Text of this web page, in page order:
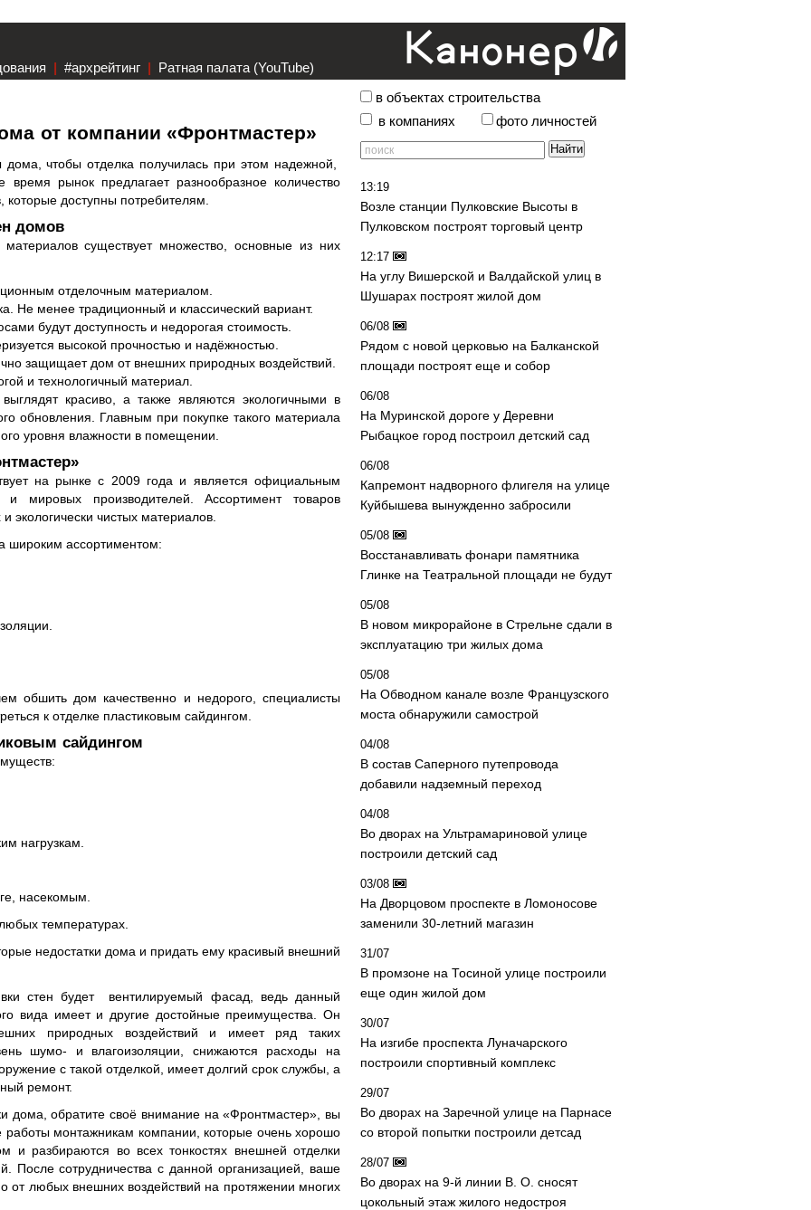
| #архрейтинг | Ратная палата (YouTube)
от компании «Фронтмастер»
чтобы отделка получилась при этом надежной,
рынок предлагает разнообразное количество
которые доступны потребителям.
домов
существует множество, основные из них
отделочным материалом.
Не менее традиционный и классический вариант.
будут доступность и недорогая стоимость.
высокой прочностью и надёжностью.
защищает дом от внешних природных воздействий.
и технологичный материал.
красиво, а также являются экологичными в
обновления. Главным при покупке такого материала
уровня влажности в помещении.
на рынке с 2009 года и является официальным
и мировых производителей. Ассортимент товаров
экологически чистых материалов.
широким ассортиментом:
обшить дом качественно и недорого, специалисты
к отделке пластиковым сайдингом.
сайдингом
нагрузкам.
насекомым.
температурах.
недостатки дома и придать ему красивый внешний
стен будет вентилируемый фасад, ведь данный
вида имеет и другие достойные преимущества. Он
природных воздействий и имеет ряд таких
шумо- и влагоизоляции, снижаются расходы на
с такой отделкой, имеет долгий срок службы, а
ремонт.
дома, обратите своё внимание на «Фронтмастер», вы
монтажникам компании, которые очень хорошо
и разбираются во всех тонкостях внешней отделки
После сотрудничества с данной организацией, ваше
от любых внешних воздействий на протяжении многих
в объектах строительства
в компаниях
фото личностей
13:19
Возле станции Пулковские Высоты в
Пулковском построят торговый центр
12:17
На углу Вишерской и Валдайской улиц в
Шушарах построят жилой дом
06/08
Рядом с новой церковью на Балканской
площади построят еще и собор
06/08
На Муринской дороге у Деревни
Рыбацкое город построил детский сад
06/08
Капремонт надворного флигеля на улице
Куйбышева вынужденно забросили
05/08
Восстанавливать фонари памятника
Глинке на Театральной площади не будут
05/08
В новом микрорайоне в Стрельне сдали в
эксплуатацию три жилых дома
05/08
На Обводном канале возле Французского
моста обнаружили самострой
04/08
В состав Саперного путепровода
добавили надземный переход
04/08
Во дворах на Ультрамариновой улице
построили детский сад
03/08
На Дворцовом проспекте в Ломоносове
заменили 30-летний магазин
31/07
В промзоне на Тосиной улице построили
еще один жилой дом
30/07
На изгибе проспекта Луначарского
построили спортивный комплекс
29/07
Во дворах на Заречной улице на Парнасе
со второй попытки построили детсад
28/07
Во дворах на 9-й линии В. О. сносят
цокольный этаж жилого недостроя